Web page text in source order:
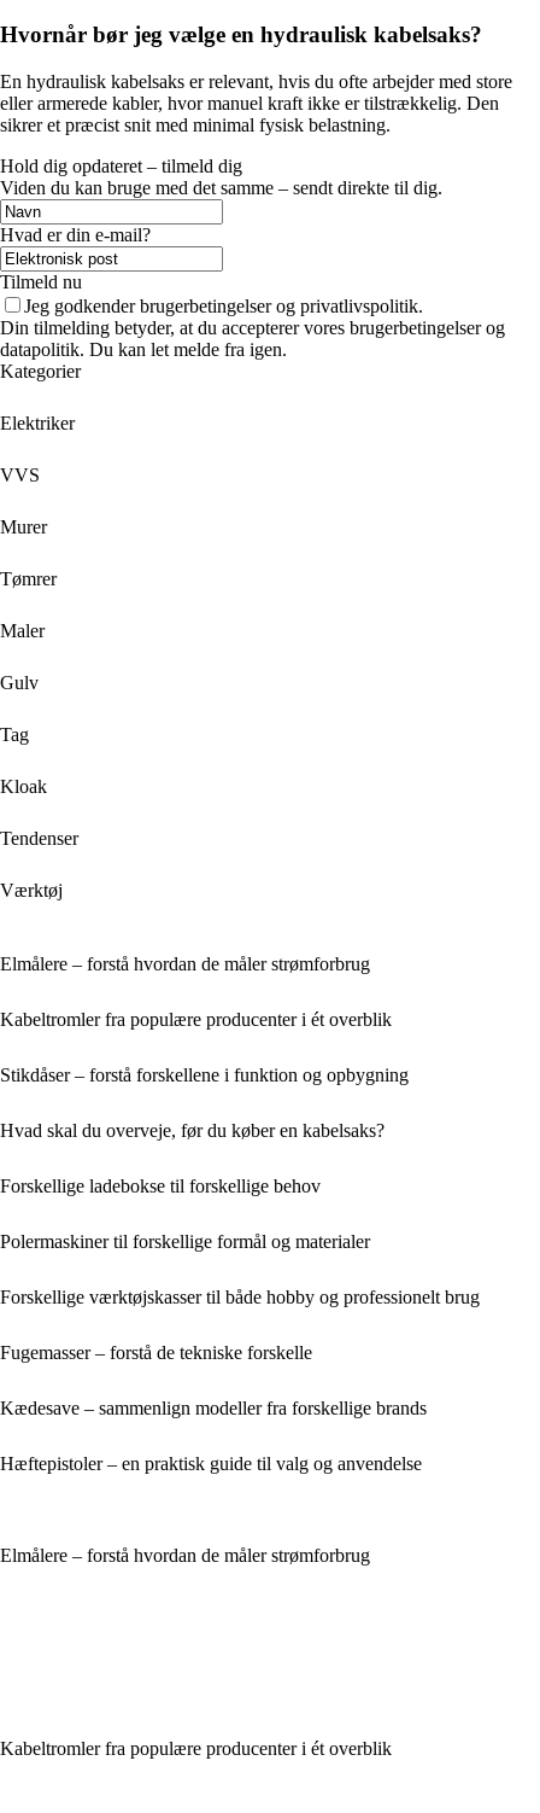
Hvornår bør jeg vælge en hydraulisk kabelsaks?
En hydraulisk kabelsaks er relevant, hvis du ofte arbejder med store
eller armerede kabler, hvor manuel kraft ikke er tilstrækkelig. Den
sikrer et præcist snit med minimal fysisk belastning.
Hold dig opdateret – tilmeld dig
Viden du kan bruge med det samme – sendt direkte til dig.
Hvad er din e-mail?
Tilmeld nu
Jeg godkender brugerbetingelser og privatlivspolitik.
Din tilmelding betyder, at du accepterer vores brugerbetingelser og
datapolitik. Du kan let melde fra igen.
Kategorier
Elektriker
VVS
Murer
Tømrer
Maler
Gulv
Tag
Kloak
Tendenser
Værktøj
Elmålere – forstå hvordan de måler strømforbrug
Kabeltromler fra populære producenter i ét overblik
Stikdåser – forstå forskellene i funktion og opbygning
Hvad skal du overveje, før du køber en kabelsaks?
Forskellige ladebokse til forskellige behov
Polermaskiner til forskellige formål og materialer
Forskellige værktøjskasser til både hobby og professionelt brug
Fugemasser – forstå de tekniske forskelle
Kædesave – sammenlign modeller fra forskellige brands
Hæftepistoler – en praktisk guide til valg og anvendelse
Elmålere – forstå hvordan de måler strømforbrug
Kabeltromler fra populære producenter i ét overblik